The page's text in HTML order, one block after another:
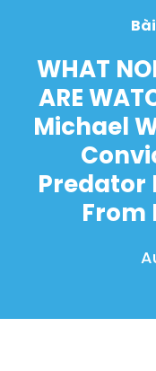
WHAT
ARE
Michael
Predator
From